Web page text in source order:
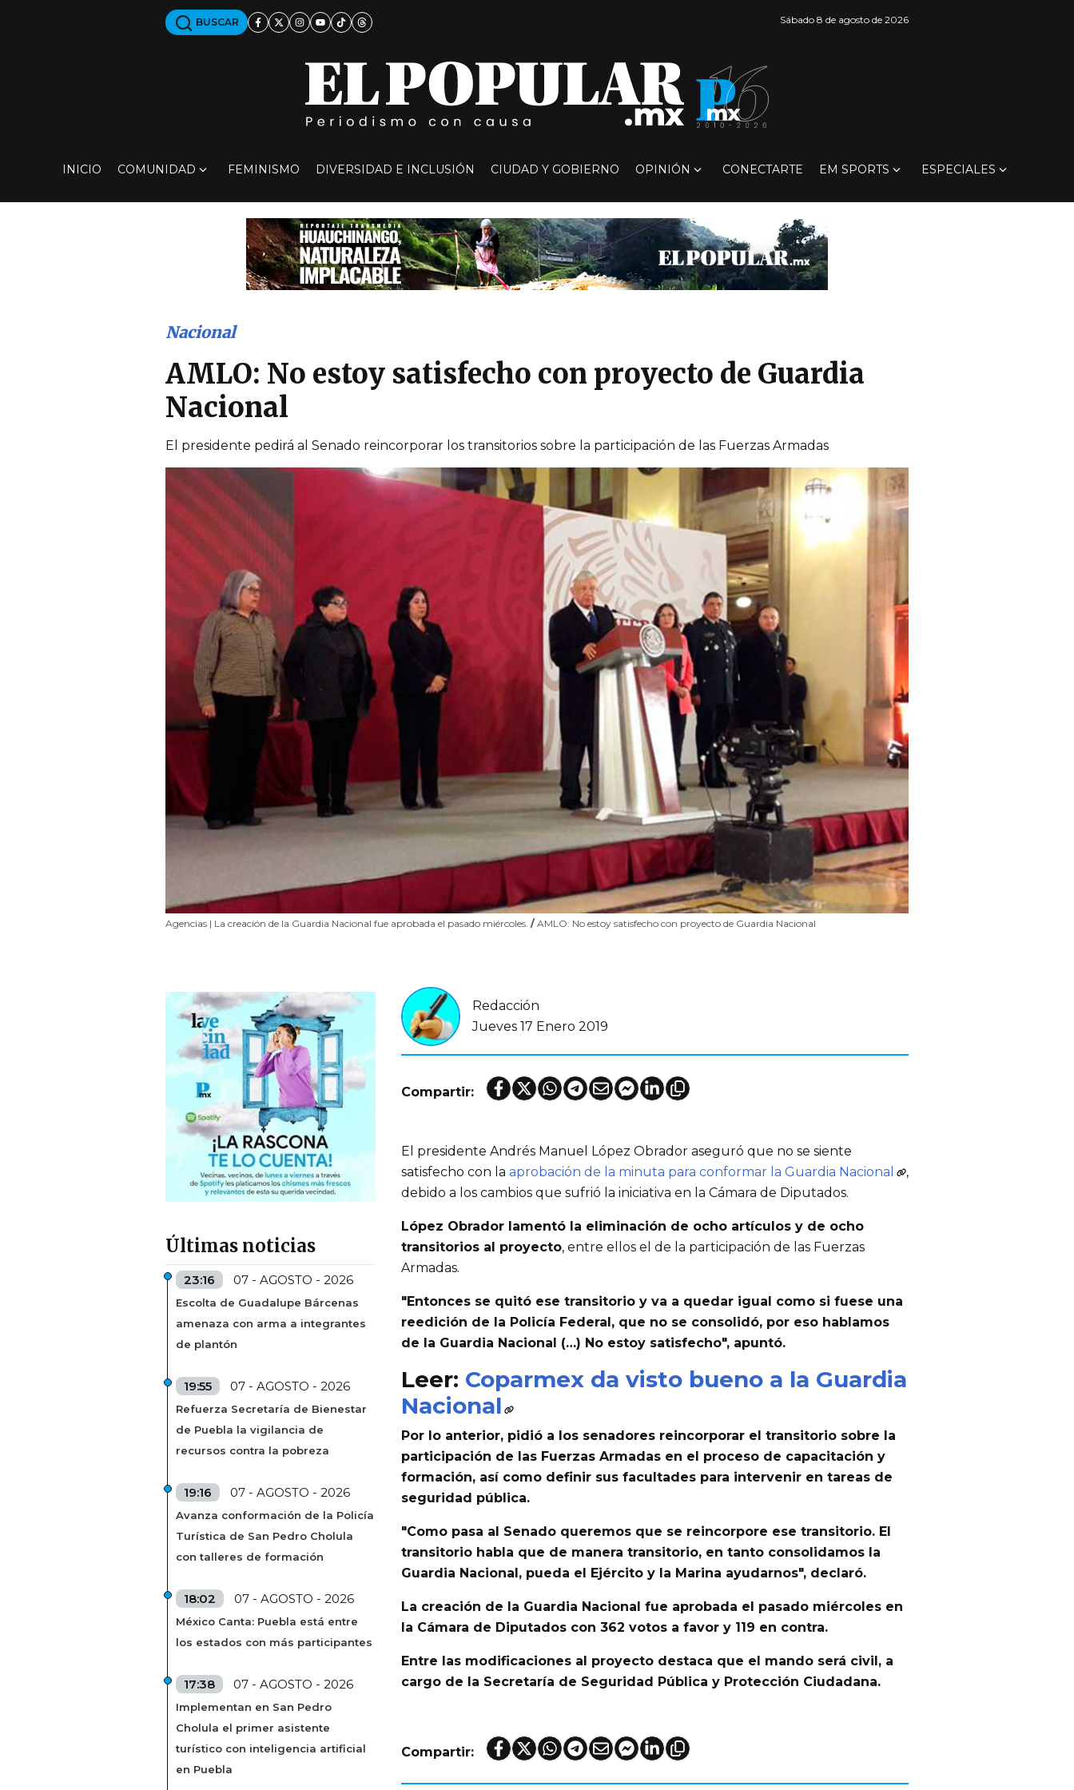
BUSCAR Sábado 8 de agosto de 2026
INICIO COMUNIDAD FEMINISMO DIVERSIDAD E INCLUSIÓN CIUDAD Y GOBIERNO OPINIÓN CONECTARTE EM SPORTS ESPECIALES
Agencias | La creación de la Guardia Nacional fue aprobada el pasado miércoles. / AMLO: No estoy satisfecho con proyecto de Guardia Nacional
Nacional
AMLO: No estoy satisfecho con proyecto de Guardia
Nacional
El presidente pedirá al Senado reincorporar los transitorios sobre la participación de las Fuerzas Armadas
Últimas noticias
23:16 07 - AGOSTO - 2026
Escolta de Guadalupe Bárcenas
amenaza con arma a integrantes
de plantón
19:55 07 - AGOSTO - 2026
Refuerza Secretaría de Bienestar
de Puebla la vigilancia de
recursos contra la pobreza
19:16 07 - AGOSTO - 2026
Avanza conformación de la Policía
Turística de San Pedro Cholula
con talleres de formación
18:02 07 - AGOSTO - 2026
México Canta: Puebla está entre
los estados con más participantes
17:38 07 - AGOSTO - 2026
Implementan en San Pedro
Cholula el primer asistente
turístico con inteligencia artificial
en Puebla
Redacción
Jueves 17 Enero 2019
Compartir:
El presidente Andrés Manuel López Obrador aseguró que no se siente
satisfecho con la aprobación de la minuta para conformar la Guardia Nacional
,
debido a los cambios que sufrió la iniciativa en la Cámara de Diputados.
López Obrador lamentó la eliminación de ocho artículos y de ocho
transitorios al proyecto, entre ellos el de la participación de las Fuerzas
Armadas.
"Entonces se quitó ese transitorio y va a quedar igual como si fuese una
reedición de la Policía Federal, que no se consolidó, por eso hablamos
de la Guardia Nacional (…) No estoy satisfecho", apuntó.
Leer: Coparmex da visto bueno a la Guardia
Nacional
Por lo anterior, pidió a los senadores reincorporar el transitorio sobre la
participación de las Fuerzas Armadas en el proceso de capacitación y
formación, así como definir sus facultades para intervenir en tareas de
seguridad pública.
"Como pasa al Senado queremos que se reincorpore ese transitorio. El
transitorio habla que de manera transitorio, en tanto consolidamos la
Guardia Nacional, pueda el Ejército y la Marina ayudarnos", declaró.
La creación de la Guardia Nacional fue aprobada el pasado miércoles en
la Cámara de Diputados con 362 votos a favor y 119 en contra.
Entre las modificaciones al proyecto destaca que el mando será civil, a
cargo de la Secretaría de Seguridad Pública y Protección Ciudadana.
Compartir: